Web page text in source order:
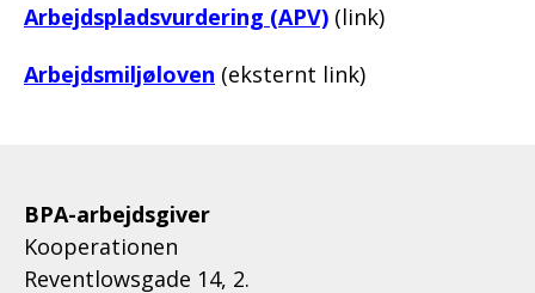
Arbejdspladsvurdering (APV) (link)
Arbejdsmiljøloven (eksternt link)
BPA-arbejdsgiver
Kooperationen
Reventlowsgade 14, 2.